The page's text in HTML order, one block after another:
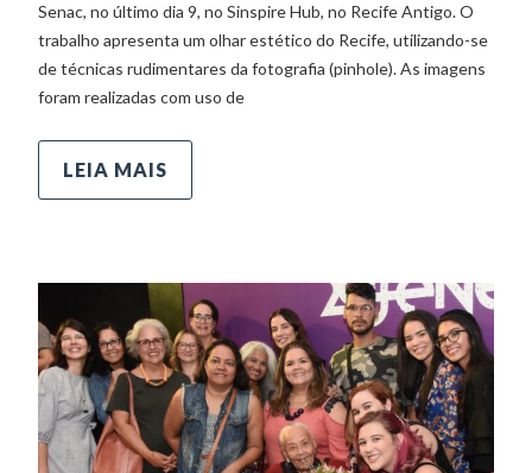
Senac, no último dia 9, no Sinspire Hub, no Recife Antigo. O
trabalho apresenta um olhar estético do Recife, utilizando-se
de técnicas rudimentares da fotografia (pinhole). As imagens
foram realizadas com uso de
LEIA MAIS